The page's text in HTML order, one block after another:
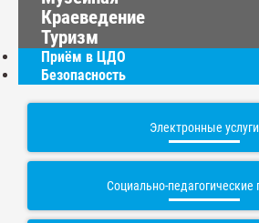
Краеведение
Туризм
Приём в ЦДО
Безопасность
Электронные услуги
Социально-педагогические